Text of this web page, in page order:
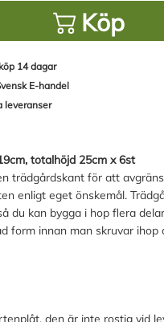
Köp
14 dagar
E-handel
leveranser
totalhöjd 25cm x 6st
trädgårdskant för att
enligt eget önskemål.
du kan bygga i hop flera delar
form innan man skruvar ihop
den är inte rostig vid